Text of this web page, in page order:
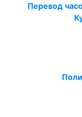
Перевод